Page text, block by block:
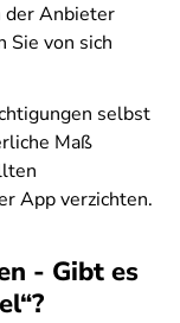
der Anbieter
Sie von sich
selbst
Maß
App verzichten.
- Gibt es